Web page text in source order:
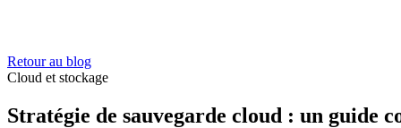
Retour au blog
Cloud et stockage
Stratégie de sauvegarde cloud : un guide